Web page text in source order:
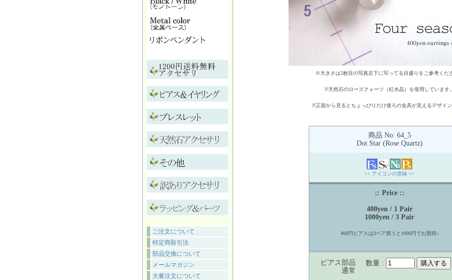
ご注文について
特定商取引法
部品交換について
メールマガジン
大量注文について
※大きさは2枚目の写真左下に写ってる目盛りをご参考くだ
※天然石のローズクォーツ（紅水晶）を使用しています
※正面から見るとちょっぴりだけ後ろの金具が見えるデザイ
商品 No: 64_5
Dot Star (Rose Quartz)
<< アイコンの意味 >>
:: Price ::
400yen / 1 Pair
1000yen / 3 Pair
400円ピアスは3ペア買うと1000円でお買得♪
ピアス部品
通常
数量 :